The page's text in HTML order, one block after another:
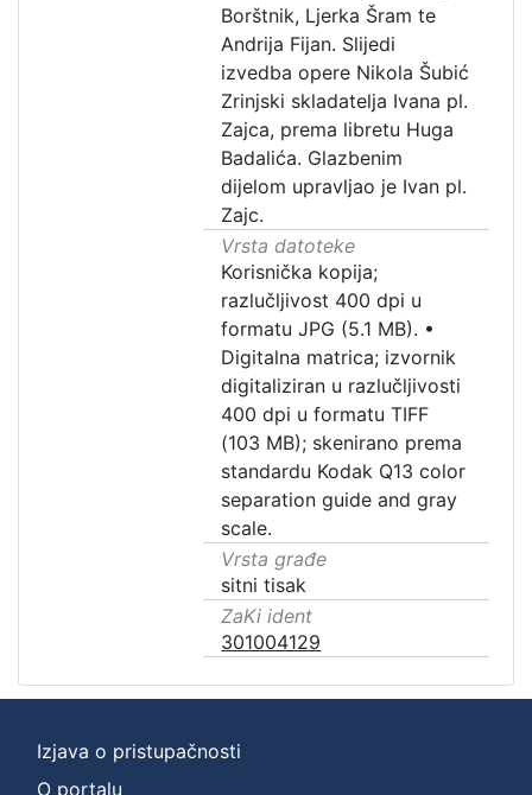
Borštnik, Ljerka Šram te
Andrija Fijan. Slijedi
izvedba opere Nikola Šubić
Zrinjski skladatelja Ivana pl.
Zajca, prema libretu Huga
Badalića. Glazbenim
dijelom upravljao je Ivan pl.
Zajc.
Vrsta datoteke
Korisnička kopija;
razlučljivost 400 dpi u
formatu JPG (5.1 MB). •
Digitalna matrica; izvornik
digitaliziran u razlučljivosti
400 dpi u formatu TIFF
(103 MB); skenirano prema
standardu Kodak Q13 color
separation guide and gray
scale.
Vrsta građe
sitni tisak
ZaKi ident
301004129
Izjava o pristupačnosti
O portalu